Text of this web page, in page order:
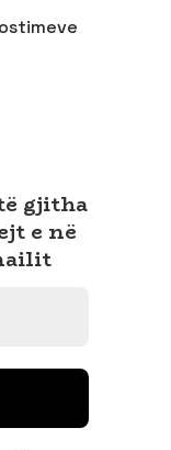
gjitha
e në